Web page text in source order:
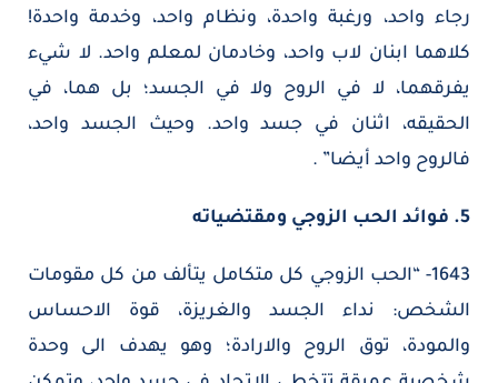
رجاء واحد، ورغبة واحدة، ونظام واحد، وخدمة واحدة!
كلاهما ابنان لاب واحد، وخادمان لمعلم واحد. لا شيء
يفرقهما، لا في الروح ولا في الجسد؛ بل هما، في
الحقيقه، اثنان في جسد واحد. وحيث الجسد واحد،
فالروح واحد أيضا” .
5. فوائد الحب الزوجي ومقتضياته
1643- “الحب الزوجي كل متكامل يتألف من كل مقومات
الشخص: نداء الجسد والغريزة، قوة الاحساس
والمودة، توق الروح والارادة؛ وهو يهدف الى وحدة